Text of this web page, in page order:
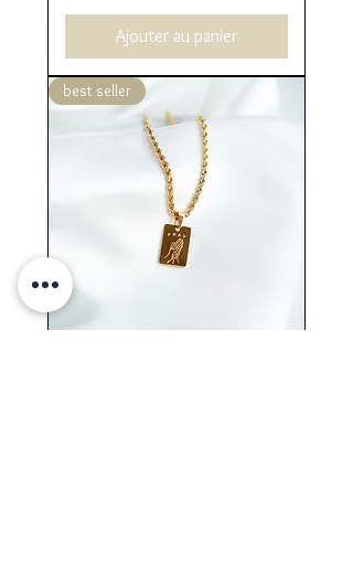
Ajouter au panier
best seller